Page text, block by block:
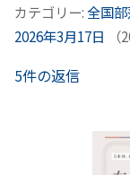
カテゴリー:全国
2026年3月17日
（
5件の返信